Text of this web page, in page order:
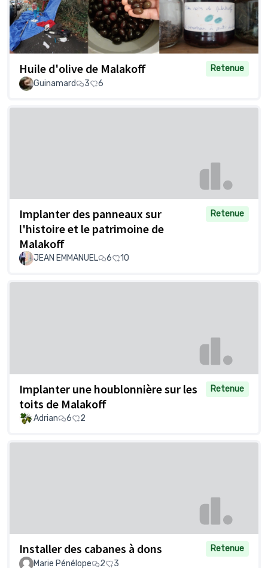
Huile d'olive de Malakoff
Retenue
Guinamard
3 6
Implanter des panneaux sur
l'histoire et le patrimoine de
Malakoff
Retenue
JEAN EMMANUEL 6 10
Implanter une houblonnière sur les
toits de Malakoff
Retenue
Adrian 6 2
Installer des cabanes à dons
Retenue
Marie Pénélope
2 3